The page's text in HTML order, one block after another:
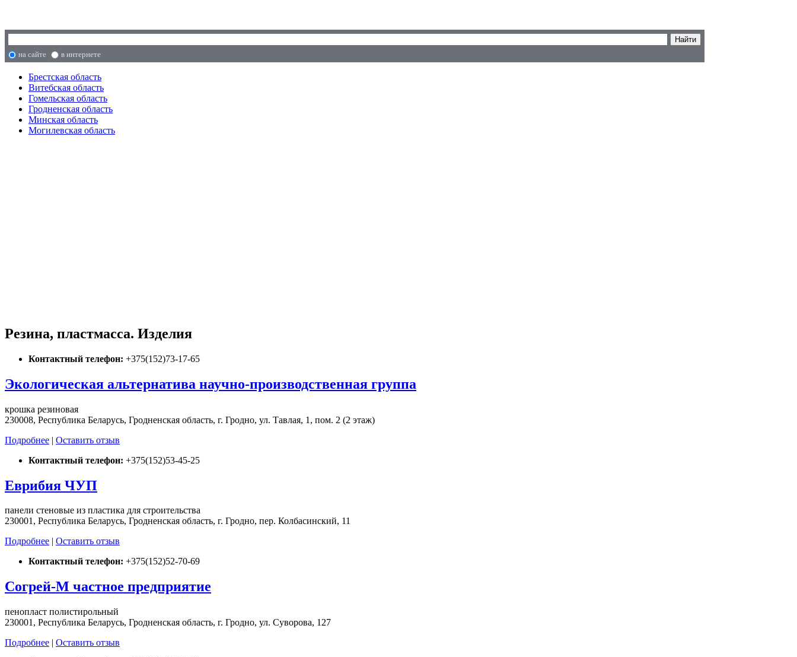
на сайте в интернете
Брестская область
Витебская область
Гомельская область
Гродненская область
Минская область
Могилевская область
Резина, пластмасса. Изделия
Контактный телефон: +375(152)73-17-65
Экологическая альтернатива научно-производственная группа
крошка резиновая
230008, Республика Беларусь, Гродненская область, г. Гродно, ул. Тавлая, 1, пом. 2 (2 этаж)
Подробнее | Оставить отзыв
Контактный телефон: +375(152)53-45-25
Еврибия ЧУП
панели стеновые из пластика для строительства
230001, Республика Беларусь, Гродненская область, г. Гродно, пер. Колбасинский, 11
Подробнее | Оставить отзыв
Контактный телефон: +375(152)52-70-69
Согрей-М частное предприятие
пенопласт полистирольный
230001, Республика Беларусь, Гродненская область, г. Гродно, ул. Суворова, 127
Подробнее | Оставить отзыв